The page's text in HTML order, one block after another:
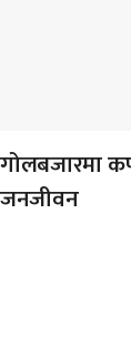
गोलबजारमा
जनजीवन